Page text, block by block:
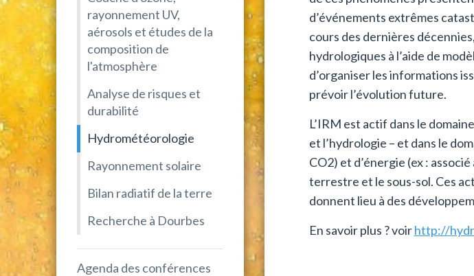
rayonnement UV,
aérosols et études de la
composition de
l'atmosphère
Analyse de risques et
durabilité
Hydrométéorologie
Rayonnement solaire
Bilan radiatif de la terre
Recherche à Dourbes
Agenda des conférences
d’événements extrêmes
cours des dernières
hydrologiques à l’aide de
d’organiser les informations
prévoir l’évolution future.
L’IRM est actif dans le
et l’hydrologie – et dans le
CO2) et d’énergie (ex :
terrestre et le sous-sol. Ces
donnent lieu à des
En savoir plus ? voirhttp://